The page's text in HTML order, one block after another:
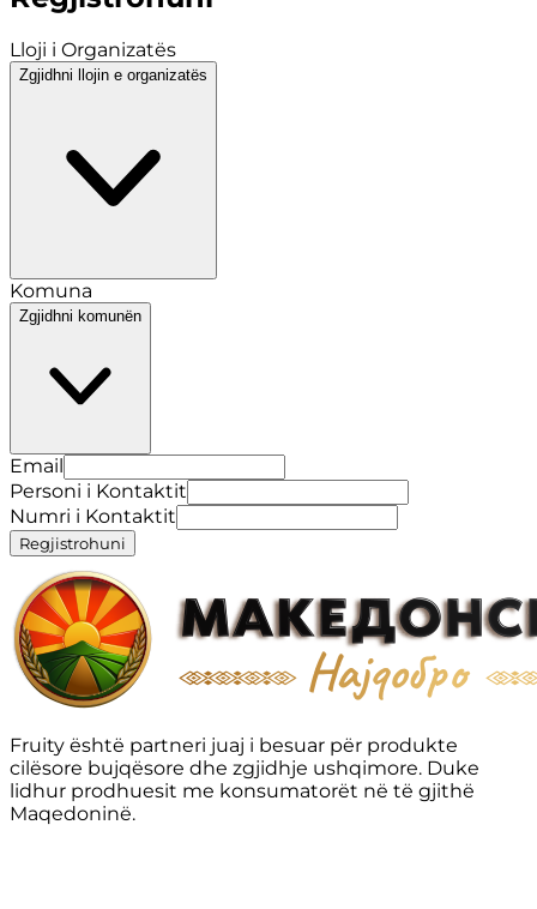
Lloji i Organizatës
Zgjidhni llojin e organizatës
Komuna
Zgjidhni komunën
Email
Personi i Kontaktit
Numri i Kontaktit
Regjistrohuni
Fruity është partneri juaj i besuar për produkte
cilësore bujqësore dhe zgjidhje ushqimore. Duke
lidhur prodhuesit me konsumatorët në të gjithë
Maqedoninë.